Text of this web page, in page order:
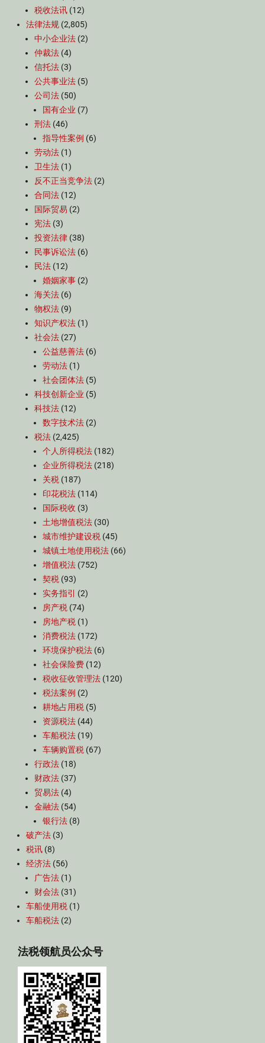
税收法讯 (12)
法律法规 (2,805)
中小企业法 (2)
仲裁法 (4)
信托法 (3)
公共事业法 (5)
公司法 (50)
国有企业 (7)
刑法 (46)
指导性案例 (6)
劳动法 (1)
卫生法 (1)
反不正当竞争法 (2)
合同法 (12)
国际贸易 (2)
宪法 (3)
投资法律 (38)
民事诉讼法 (6)
民法 (12)
婚姻家事 (2)
海关法 (6)
物权法 (9)
知识产权法 (1)
社会法 (27)
公益慈善法 (6)
劳动法 (1)
社会团体法 (5)
科技创新企业 (5)
科技法 (12)
数字技术法 (2)
税法 (2,425)
个人所得税法 (182)
企业所得税法 (218)
关税 (187)
印花税法 (114)
国际税收 (3)
土地增值税法 (30)
城市维护建设税 (45)
城镇土地使用税法 (66)
增值税法 (752)
契税 (93)
实务指引
(2)
房产税 (74)
房地产税 (1)
消费税法 (172)
环境保护税法 (6)
社会保险费 (12)
税收征收管理法 (120)
税法案例 (2)
耕地占用税 (5)
资源税法 (44)
车船税法 (19)
车辆购置税 (67)
行政法 (18)
财政法 (37)
贸易法 (4)
金融法 (54)
银行法 (8)
破产法 (3)
税讯 (8)
经济法 (56)
广告法 (1)
财会法 (31)
车船使用税 (1)
车船税法 (2)
法税领航员公众号